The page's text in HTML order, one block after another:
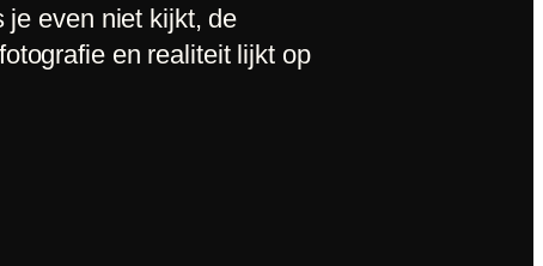
je even niet kijkt, de
en realiteit lijkt op